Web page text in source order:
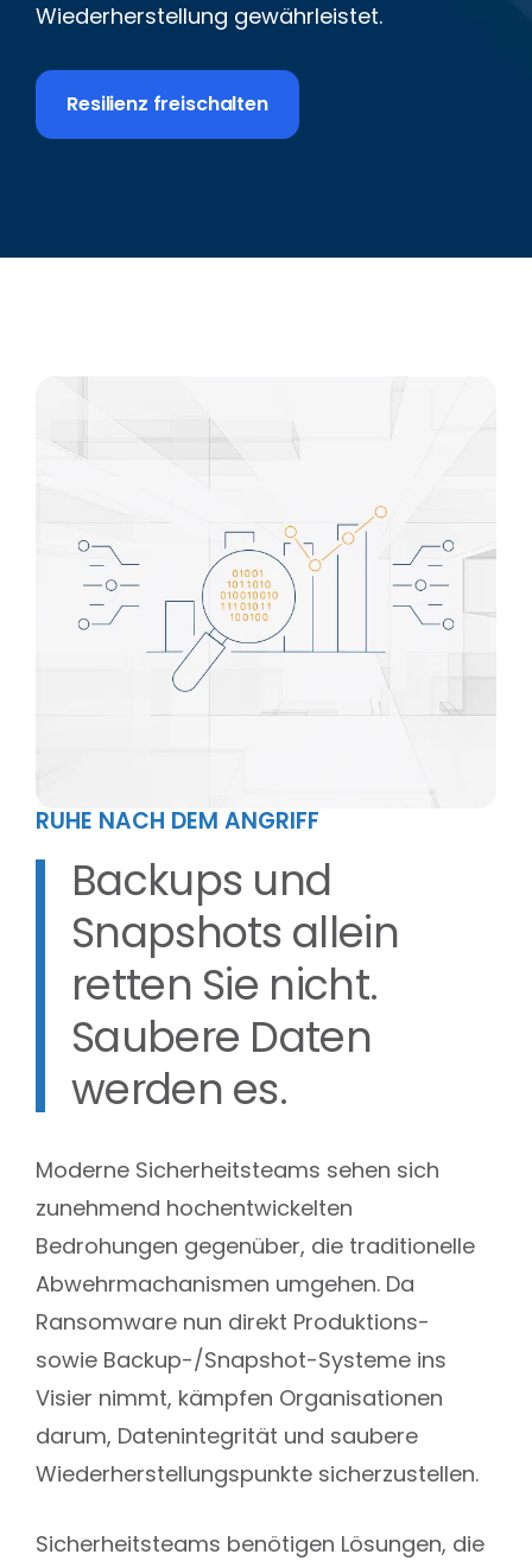
Wiederherstellung gewährleistet.
Resilienz freischalten
RUHE NACH DEM ANGRIFF
Backups und
Snapshots allein
retten Sie nicht.
Saubere Daten
werden es.
Moderne Sicherheitsteams sehen sich
zunehmend hochentwickelten
Bedrohungen gegenüber, die traditionelle
Abwehrmachanismen umgehen. Da
Ransomware nun direkt Produktions-
sowie Backup-/Snapshot-Systeme ins
Visier nimmt, kämpfen Organisationen
darum, Datenintegrität und saubere
Wiederherstellungspunkte sicherzustellen.
Sicherheitsteams benötigen Lösungen, die